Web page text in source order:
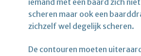
iemand met een baard zich
scheren maar ook een
zichzelf wel degelijk scheren.
De contouren moeten